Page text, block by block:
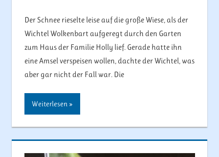
Der Schnee rieselte leise auf die große Wiese, als der
Wichtel Wolkenbart aufgeregt durch den Garten
zum Haus der Familie Holly lief. Gerade hatte ihn
eine Amsel verspeisen wollen, dachte der Wichtel, was
aber gar nicht der Fall war. Die
Weiterlesen